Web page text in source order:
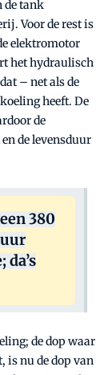
de tank
Voor de rest is
elektromotor
het hydraulisch
– net als de
heeft. De
de
de levensduur
380
de dop waar
is nu de dop van